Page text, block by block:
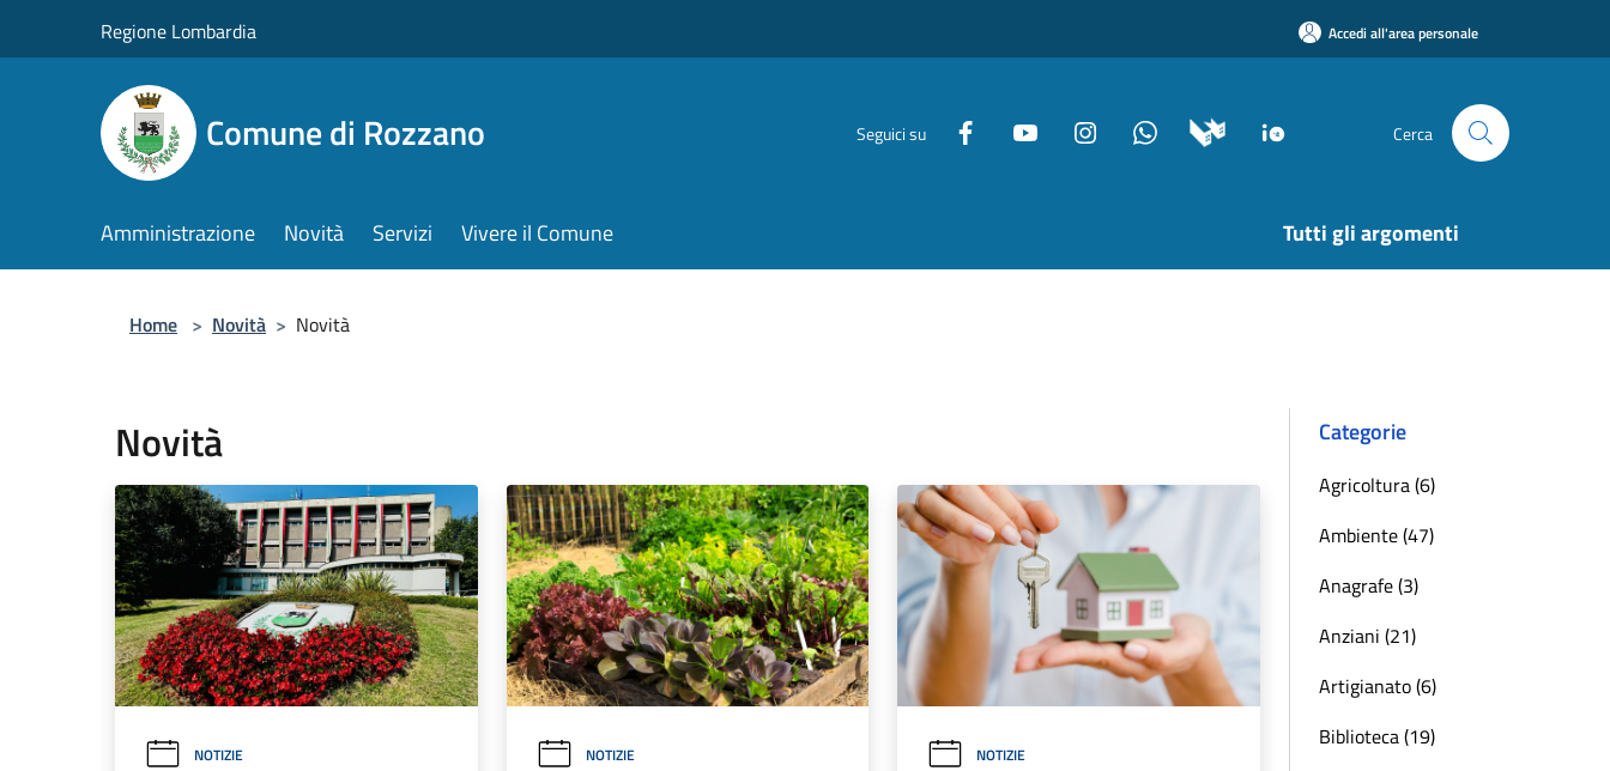
Regione Lombardia Accedi all'area personale
Comune di Rozzano Seguici su Cerca
Amministrazione Novità Servizi Vivere il Comune Tutti gli argomenti
Home > Novità > Novità
Novità
NOTIZIE NOTIZIE NOTIZIE
Categorie
Agricoltura (6)
Ambiente (47)
Anagrafe (3)
Anziani (21)
Artigianato (6)
Biblioteca (19)